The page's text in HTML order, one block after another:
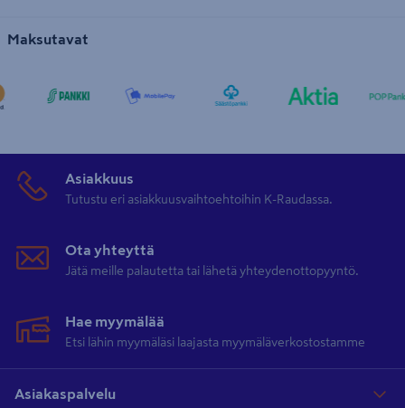
Maksutavat
Asiakkuus
Tutustu eri asiakkuusvaihtoehtoihin K-Raudassa.
Ota yhteyttä
Jätä meille palautetta tai lähetä yhteydenottopyyntö.
Hae myymälää
Etsi lähin myymäläsi laajasta myymäläverkostostamme
Asiakaspalvelu